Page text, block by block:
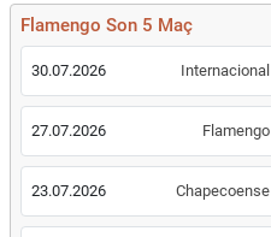
Flamengo Son 5 Maç
30.07.2026 Internacional
27.07.2026 Flamengo
23.07.2026 Chapecoense